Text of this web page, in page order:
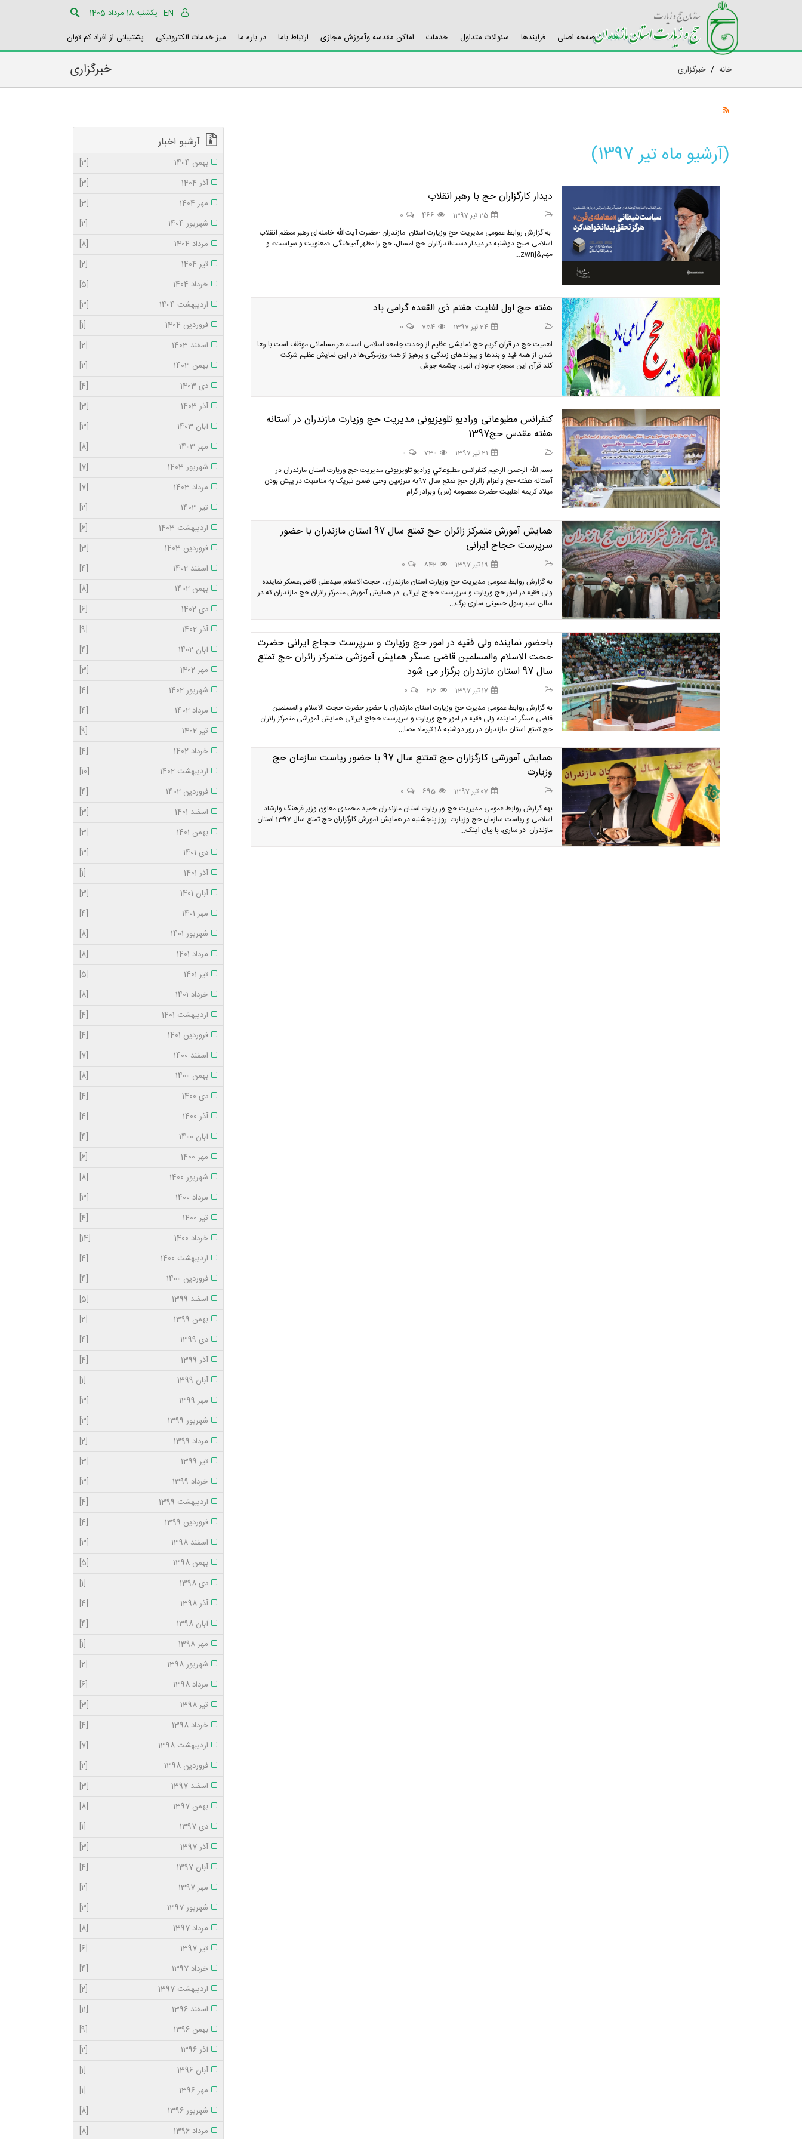
یکشنبه 18 مرداد 1405 EN
خانه
صفحه اصلی فرایندها سئوالات متداول خدمات اماکن مقدسه وآموزش مجازی ارتباط باما در باره ما میز خدمات الکترونیکی پشتیبانی از افراد کم توان
خبرگزاری خانه / خبرگزاری
(آرشیو ماه تیر 1397)
دیدار کارگزاران حج با رهبر انقلاب
25 تیر 1397 466
0
به گزارش روابط عمومی مدیریت حج وزیارت استان مازندران :حضرت آیت‌الله خامنه‌ای رهبر معظم انقلاب
اسلامی صبح دوشنبه در دیدار دست‌اندرکاران حج امسال، حج را مظهر آمیختگی «معنویت و سیاست» و
مهم&zwnj...
هفته حج اول لغایت هفتم ذی القعده گرامی باد
24 تیر 1397 754
0
اهمیت حج در قرآن کریم حج نمایشی عظیم از وحدت جامعه اسلامی است، هر مسلمانی موظف است با رها
شدن از همه قید و بندها و پیوندهای زندگی و پرهیز از همه روزمرگی‌ها در این نمایش عظیم شرکت
کند.قرآن این معجزه جاودان الهی، چشمه جوش...
کنفرانس مطبوعاتی ورادیو تلویزیونی مدیریت حج وزیارت مازندران در آستانه
هفته مقدس حج1397
21 تیر 1397 730
0
بسم الله الرحمن الرحيم كنفرانس مطبوعاتي ورادیو تلویزیونی مدیریت حج وزیارت استان مازندران در
آستانه هفته حج واعزام زائران حج تمتع سال 97به سرزمین وحی ضمن تبریک به مناسبت در پیش بودن
میلاد کریمه اهلبیت حضرت معصومه (س) وبرادر گرام...
همایش آموزش متمرکز زائران حج تمتع سال 97 استان مازندران با حضور
سرپرست حجاج ایرانی
19 تیر 1397 842
0
به گزارش روابط عمومی مدیریت حج وزیارت استان مازندران ، حجت‌الاسلام سیدعلی قاضی‌عسکر نماینده
ولی فقیه در امور حج وزیارت و سرپرست حجاج ایرانی در همایش آموزش متمرکز زائران حج مازندران که در
سالن سیدرسول حسینی ساری برگ...
باحضور نماینده ولی فقیه در امور حج وزیارت و سرپرست حجاج ایرانی حضرت
حجت الاسلام والمسلمین قاضی عسگر همایش آموزشی متمرکز زائران حج تمتع
سال 97 استان مازندران برگزار می شود
17 تیر 1397 616
0
به گزارش روابط عمومی مدیرت حج وزیارت استان مازندران با حضور حضرت حجت الاسلام والمسلمین
قاضی عسگر نماینده ولی فقیه در امور حج وزیارت و سرپرست حجاج ایرانی همایش آموزشی متمرکز زائران
حج تمتع استان مازندران در روز دوشنبه 18 تیرماه مصا...
همایش آموزشی کارگزاران حج تمتتع سال 97 با حضور ریاست سازمان حج
وزیارت
07 تیر 1397 695
0
بهه گرارش روابط عمومی مدیریت حج ور زیارت استان مازندران حمید محمدی معاون وزیر فرهنگ وارشاد
اسلامی و ریاست سازمان حج وزیارت روز پنجشنبه در همایش آموزش کارگزاران حج تمتع سال 1397 استان
مازندران در ساری، با بیان اینک...
آرشیو اخبار
بهمن 1404
[3]
آذر 1404
[3]
مهر 1404
[3]
شهریور 1404
[2]
مرداد 1404
[8]
تیر 1404
[2]
خرداد 1404
[5]
اردیبهشت 1404
[3]
فروردین 1404
[1]
اسفند 1403
[2]
بهمن 1403
[2]
دی 1403
[4]
آذر 1403
[3]
آبان 1403
[3]
مهر 1403
[8]
شهریور 1403
[7]
مرداد 1403
[7]
تیر 1403
[2]
اردیبهشت 1403
[6]
فروردین 1403
[3]
اسفند 1402
[4]
بهمن 1402
[8]
دی 1402
[6]
آذر 1402
[9]
آبان 1402
[4]
مهر 1402
[3]
شهریور 1402
[4]
مرداد 1402
[4]
تیر 1402
[9]
خرداد 1402
[4]
اردیبهشت 1402
[10]
فروردین 1402
[4]
اسفند 1401
[3]
بهمن 1401
[3]
دی 1401
[3]
آذر 1401
[1]
آبان 1401
[3]
مهر 1401
[4]
شهریور 1401
[8]
مرداد 1401
[8]
تیر 1401
[5]
خرداد 1401
[8]
اردیبهشت 1401
[4]
فروردین 1401
[4]
اسفند 1400
[7]
بهمن 1400
[8]
دی 1400
[4]
آذر 1400
[4]
آبان 1400
[4]
مهر 1400
[6]
شهریور 1400
[8]
مرداد 1400
[3]
تیر 1400
[4]
خرداد 1400
[14]
اردیبهشت 1400
[4]
فروردین 1400
[4]
اسفند 1399
[5]
بهمن 1399
[2]
دی 1399
[4]
آذر 1399
[4]
آبان 1399
[1]
مهر 1399
[3]
شهریور 1399
[3]
مرداد 1399
[2]
تیر 1399
[3]
خرداد 1399
[3]
اردیبهشت 1399
[4]
فروردین 1399
[4]
اسفند 1398
[3]
بهمن 1398
[5]
دی 1398
[1]
آذر 1398
[4]
آبان 1398
[4]
مهر 1398
[1]
شهریور 1398
[2]
مرداد 1398
[6]
تیر 1398
[3]
خرداد 1398
[4]
اردیبهشت 1398
[7]
فروردین 1398
[2]
اسفند 1397
[3]
بهمن 1397
[8]
دی 1397
[1]
آذر 1397
[3]
آبان 1397
[4]
مهر 1397
[2]
شهریور 1397
[3]
مرداد 1397
[8]
تیر 1397
[6]
خرداد 1397
[4]
اردیبهشت 1397
[2]
اسفند 1396
[11]
بهمن 1396
[9]
آذر 1396
[2]
آبان 1396
[1]
مهر 1396
[1]
شهریور 1396
[8]
مرداد 1396
[8]